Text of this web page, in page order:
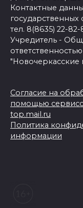
Контактные
государственных
тел. 8(8635) 22-82-
Учредитель -
"Новочеркасские
Согласие на
помощью
top.mail.ru
Политика
информации